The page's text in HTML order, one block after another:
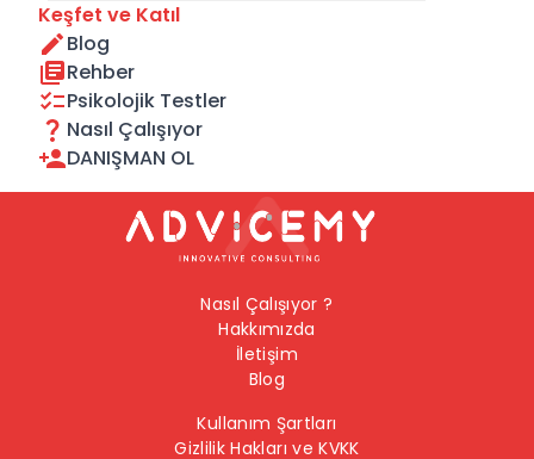
Keşfet ve Katıl
Blog
Rehber
Psikolojik Testler
Nasıl Çalışıyor
DANIŞMAN OL
Nasıl Çalışıyor ?
Hakkımızda
İletişim
Blog
Kullanım Şartları
Gizlilik Hakları ve KVKK